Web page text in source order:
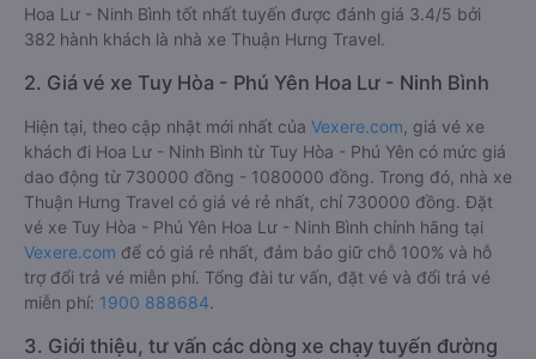
Hoa Lư - Ninh Bình tốt nhất tuyến được đánh giá 3.4/5 bởi
382 hành khách là nhà xe Thuận Hưng Travel.
2. Giá vé xe Tuy Hòa - Phú Yên Hoa Lư - Ninh Bình
Hiện tại, theo cập nhật mới nhất của Vexere.com , giá vé xe
khách đi Hoa Lư - Ninh Bình từ Tuy Hòa - Phú Yên có mức giá
dao động từ 730000 đồng - 1080000 đồng. Trong đó, nhà xe
Thuận Hưng Travel có giá vé rẻ nhất, chỉ 730000 đồng. Đặt
vé xe Tuy Hòa - Phú Yên Hoa Lư - Ninh Bình chính hãng tại
Vexere.com để có giá rẻ nhất, đảm bảo giữ chỗ 100% và hỗ
trợ đổi trả vé miễn phí. Tổng đài tư vấn, đặt vé và đổi trả vé
miễn phí: 1900 888684.
3. Giới thiệu, tư vấn các dòng xe chạy tuyến đường